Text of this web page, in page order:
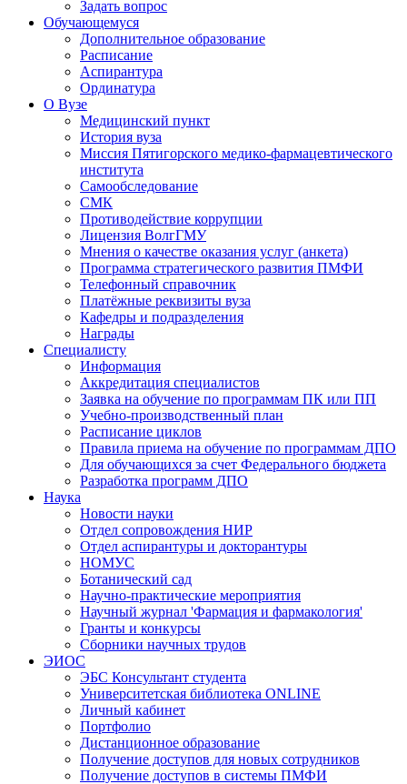
Задать вопрос
Обучающемуся
Дополнительное образование
Расписание
Аспирантура
Ординатура
О Вузе
Медицинский пункт
История вуза
Миссия Пятигорского медико-фармацевтического
института
Самообследование
СМК
Противодействие коррупции
Лицензия ВолгГМУ
Мнения о качестве оказания услуг (анкета)
Программа стратегического развития ПМФИ
Телефонный справочник
Платёжные реквизиты вуза
Кафедры и подразделения
Награды
Специалисту
Информация
Аккредитация специалистов
Заявка на обучение по программам ПК или ПП
Учебно-производственный план
Расписание циклов
Правила приема на обучение по программам ДПО
Для обучающихся за счет Федерального бюджета
Разработка программ ДПО
Наука
Новости науки
Отдел сопровождения НИР
Отдел аспирантуры и докторантуры
НОМУС
Ботанический сад
Научно-практические мероприятия
Научный журнал 'Фармация и фармакология'
Гранты и конкурсы
Сборники научных трудов
ЭИОС
ЭБС Консультант студента
Университетская библиотека ONLINE
Личный кабинет
Портфолио
Дистанционное образование
Получение доступов для новых сотрудников
Получение доступов в системы ПМФИ